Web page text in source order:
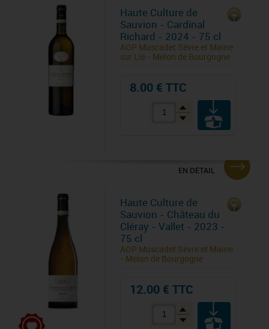
Haute Culture de
Sauvion - Cardinal
Richard - 2024 - 75 cl
AOP Muscadet Sèvre et Maine
sur Lie - Melon de Bourgogne
8.00 € TTC
EN DÉTAIL
Haute Culture de
Sauvion - Château du
Cléray - Vallet - 2023 -
75 cl
AOP Muscadet Sèvre et Maine
- Melon de Bourgogne
12.00 € TTC